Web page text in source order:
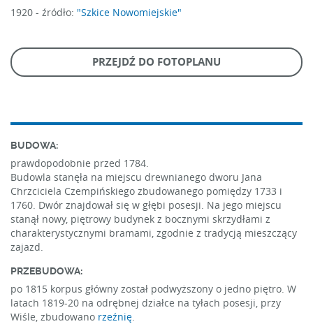
1920 - źródło: "Szkice Nowomiejskie"
PRZEJDŹ DO FOTOPLANU
BUDOWA:
prawdopodobnie przed 1784.
Budowla stanęła na miejscu drewnianego dworu Jana
Chrzciciela Czempińskiego zbudowanego pomiędzy 1733 i
1760. Dwór znajdował się w głębi posesji. Na jego miejscu
stanął nowy, piętrowy budynek z bocznymi skrzydłami z
charakterystycznymi bramami, zgodnie z tradycją mieszczący
zajazd.
PRZEBUDOWA:
po 1815 korpus główny został podwyższony o jedno piętro. W
latach 1819-20 na odrębnej działce na tyłach posesji, przy
Wiśle, zbudowano rzeźnię